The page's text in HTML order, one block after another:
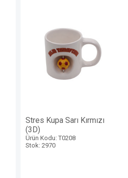
Stres Kupa Sarı Kırmızı
(3D)
Ürün Kodu: T0208
Stok: 2970